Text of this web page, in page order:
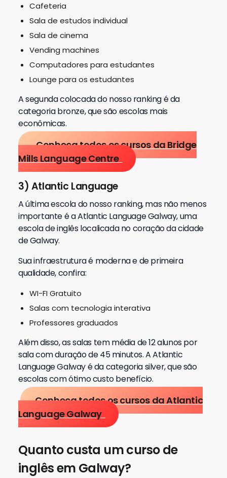
Cafeteria
Sala de estudos individual
Sala de cinema
Vending machines
Computadores para estudantes
Lounge para os estudantes
A segunda colocada do nosso ranking é da
categoria bronze, que são escolas mais
econômicas.
Conheça todos os cursos da Bridge
Mills Language Centre
3) Atlantic Language
A última escola do nosso ranking, mas não menos
importante é a Atlantic Language Galway, uma
escola de inglês localicada no coração da cidade
de Galway.
Sua infraestrutura é moderna e de primeira
qualidade, confira:
WI-FI Gratuito
Salas com tecnologia interativa
Professores graduados
Além disso, as salas tem média de 12 alunos por
sala com duração de 45 minutos. A Atlantic
Language Galway é da categoria silver, que são
escolas com ótimo custo benefício.
Conheça todos os cursos da Atlantic
Language Galway
Quanto custa um curso de
inglês em Galway?